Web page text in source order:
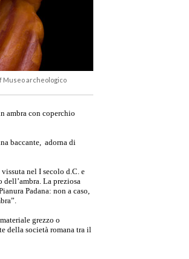
Museo archeologico
ambra con coperchio
baccante, adorna di
nel I secolo d.C. e
La preziosa
Padana: non a caso,
grezzo o
della società romana tra il